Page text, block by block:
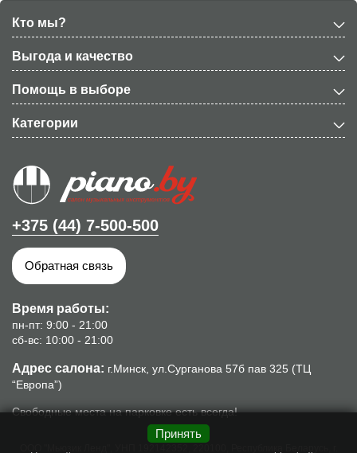
Кто мы?
Выгода и качество
Помощь в выборе
Категории
+375 (44) 7-500-500
Обратная связь
Время работы:
пн-пт: 9:00 - 21:00
сб-вс: 10:00 - 21:00
Адрес салона: г.Минск, ул.Сурганова 57б пав 325 (ТЦ
“Европа”)
Свободные места на парковке есть всегда!
Принять